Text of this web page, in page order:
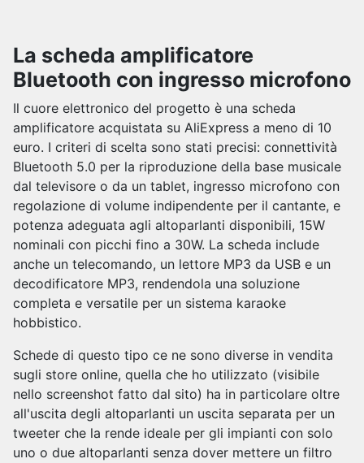
La scheda amplificatore
Bluetooth con ingresso microfono
Il cuore elettronico del progetto è una scheda
amplificatore acquistata su AliExpress a meno di 10
euro. I criteri di scelta sono stati precisi: connettività
Bluetooth 5.0 per la riproduzione della base musicale
dal televisore o da un tablet, ingresso microfono con
regolazione di volume indipendente per il cantante, e
potenza adeguata agli altoparlanti disponibili, 15W
nominali con picchi fino a 30W. La scheda include
anche un telecomando, un lettore MP3 da USB e un
decodificatore MP3, rendendola una soluzione
completa e versatile per un sistema karaoke
hobbistico.
Schede di questo tipo ce ne sono diverse in vendita
sugli store online, quella che ho utilizzato (visibile
nello screenshot fatto dal sito) ha in particolare oltre
all'uscita degli altoparlanti un uscita separata per un
tweeter che la rende ideale per gli impianti con solo
uno o due altoparlanti senza dover mettere un filtro